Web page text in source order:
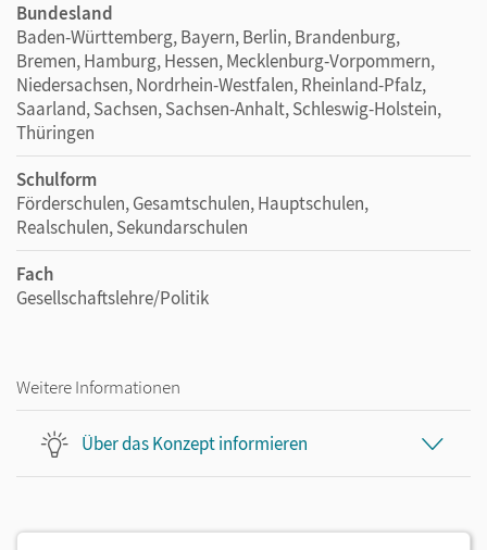
Bundesland
Baden-Württemberg, Bayern, Berlin, Brandenburg,
Bremen, Hamburg, Hessen, Mecklenburg-Vorpommern,
Niedersachsen, Nordrhein-Westfalen, Rheinland-Pfalz,
Saarland, Sachsen, Sachsen-Anhalt, Schleswig-Holstein,
Thüringen
Schulform
Förderschulen, Gesamtschulen, Hauptschulen,
Realschulen, Sekundarschulen
Fach
Gesellschaftslehre/Politik
Weitere Informationen
Über das Konzept informieren